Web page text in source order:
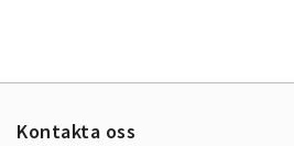
Kontakta oss